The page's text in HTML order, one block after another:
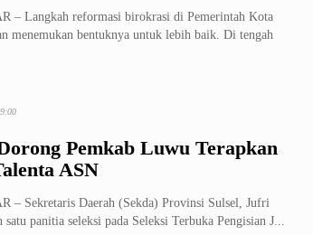
– Langkah reformasi birokrasi di Pemerintah Kota
menemukan bentuknya untuk lebih baik. Di tengah
Pemkab Luwu Terapkan
ASN
– Sekretaris Daerah (Sekda) Provinsi Sulsel, Jufri
satu panitia seleksi pada Seleksi Terbuka Pengisian J...